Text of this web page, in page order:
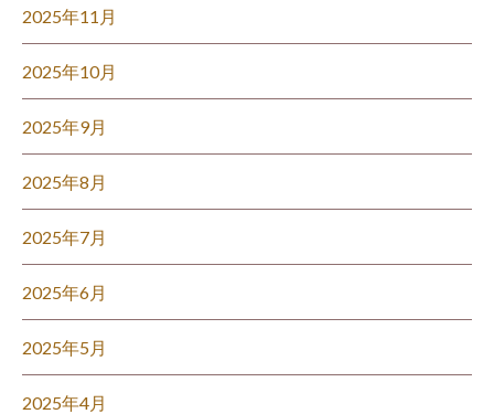
2025年11月
2025年10月
2025年9月
2025年8月
2025年7月
2025年6月
2025年5月
2025年4月